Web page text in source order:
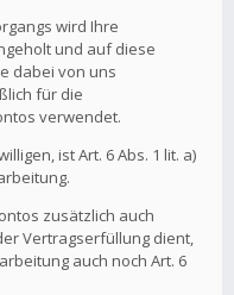
wird Ihre
und auf diese
dabei von uns
für die
verwendet.
ist Art. 6 Abs. 1 lit. a)
zusätzlich auch
Vertragserfüllung dient,
auch noch Art. 6